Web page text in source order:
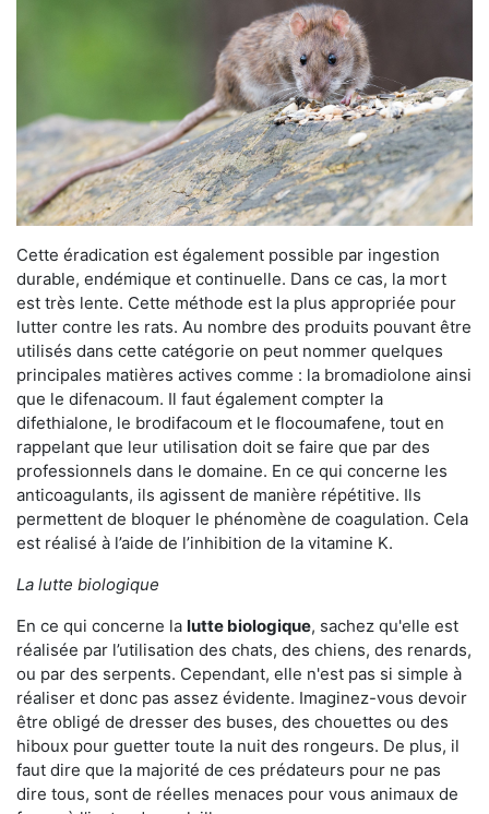
Cette éradication est également possible par ingestion
durable, endémique et continuelle. Dans ce cas, la mort
est très lente. Cette méthode est la plus appropriée pour
lutter contre les rats. Au nombre des produits pouvant être
utilisés dans cette catégorie on peut nommer quelques
principales matières actives comme : la bromadiolone ainsi
que le difenacoum. Il faut également compter la
difethialone, le brodifacoum et le flocoumafene, tout en
rappelant que leur utilisation doit se faire que par des
professionnels dans le domaine. En ce qui concerne les
anticoagulants, ils agissent de manière répétitive. Ils
permettent de bloquer le phénomène de coagulation. Cela
est réalisé à l’aide de l’inhibition de la vitamine K.
La lutte biologique
En ce qui concerne la lutte biologique, sachez qu'elle est
réalisée par l’utilisation des chats, des chiens, des renards,
ou par des serpents. Cependant, elle n'est pas si simple à
réaliser et donc pas assez évidente. Imaginez-vous devoir
être obligé de dresser des buses, des chouettes ou des
hiboux pour guetter toute la nuit des rongeurs. De plus, il
faut dire que la majorité de ces prédateurs pour ne pas
dire tous, sont de réelles menaces pour vous animaux de